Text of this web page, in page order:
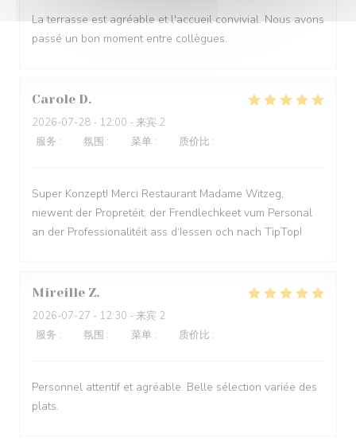
La terrasse est agréable et l'accueil convivial. Nous avons
passé un bon moment entre collègues.
Carole D
2026-07-28 - 12:00 - 来宾 2
服务 : 氛围 : 菜单 : 质价比 :
Super Konzept! Merci Restaurant Madame Witzeg,
niewent der Propretéit, der Frendlechkeet vum Personal
an der Professionalitéit ass d‘Iessen och nach TipTop!
Mireille Z
2026-07-27 - 12:30 - 来宾 2
服务 : 氛围 : 菜单 : 质价比 :
Personnel attentif et agréable. Belle sélection variée des
plats.